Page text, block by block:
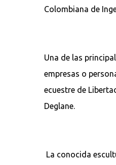
Colombiana de
Una de las
empresas o
ecuestre de
Deglane.
La conocida